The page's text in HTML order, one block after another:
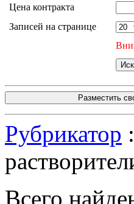
Цена контракта
Записей на странице
Разместить
Рубрикатор
Всего